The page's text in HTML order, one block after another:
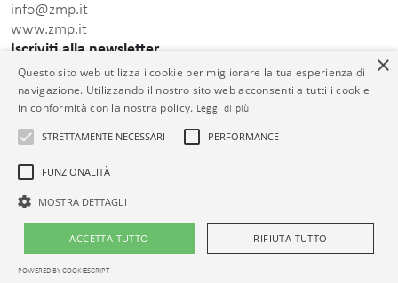
info@zmp.it
www.zmp.it
Iscriviti alla newsletter
Inserisci indirizzo Email
Dopo aver preso visione della presente
privacyacconsento al trattamento dei dati personali comunicati.
© Zampieri s.r.l. Unipersonale C.F. e P.IVA 01399000932 Cap. Soc. €
26.000,00 i.v. Reg. Impr. PN 01399000932 R.E.A. PN-73913
Termini d’uso
×
Questo sito web utilizza i cookie per migliorare la tua esperienza di
navigazione. Utilizzando il nostro sito web acconsenti a tutti i cookie
in conformità con la nostra policy. Leggi di più
STRETTAMENTE NECESSARI PERFORMANCE
FUNZIONALITÀ
MOSTRA DETTAGLI
ACCETTA TUTTO RIFIUTA TUTTO
POWERED BY COOKIESCRIPT